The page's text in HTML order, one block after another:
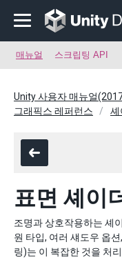
매뉴얼 스크립팅 API
Unity 사용자 매뉴얼
그래픽스 레퍼런스
셰
표면 셰이
조명과 상호작용하는 셰
원 타입, 여러 섀도우 옵
링)는 이 복잡한 것을 처